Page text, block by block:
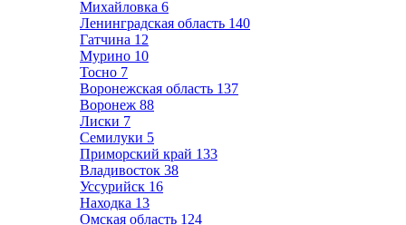
Михайловка 6
Ленинградская область 140
Гатчина 12
Мурино 10
Тосно 7
Воронежская область 137
Воронеж 88
Лиски 7
Семилуки 5
Приморский край 133
Владивосток 38
Уссурийск 16
Находка 13
Омская область 124